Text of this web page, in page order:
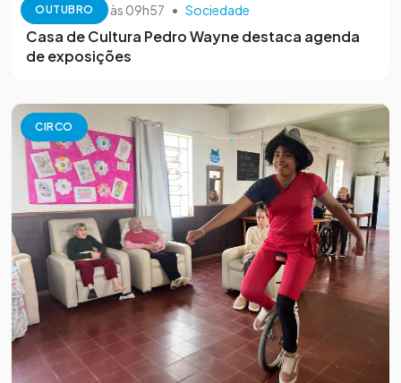
OUTUBRO
13 de outubro às 09h57 • Sociedade
Casa de Cultura Pedro Wayne destaca agenda
de exposições
CIRCO